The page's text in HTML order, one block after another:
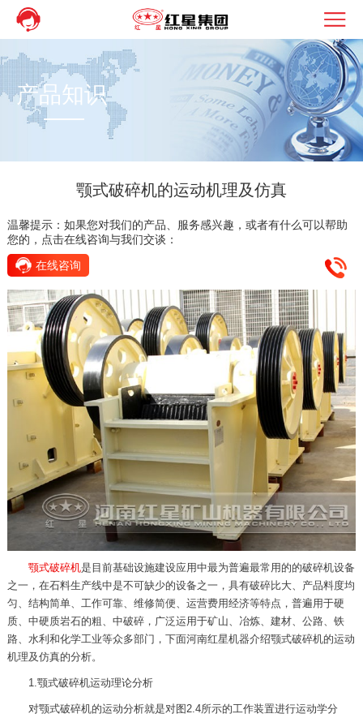
产品知识
颚式破碎机的运动机理及仿真
温馨提示：如果您对我们的产品、服务感兴趣，或者有什么可以帮助
您的，点击在线咨询与我们交谈：
在线咨询
颚式破碎机是目前基础设施建设应用中最为普遍最常用的的破碎机设备
之一，在石料生产线中是不可缺少的设备之一，具有破碎比大、产品料度均
匀、结构简单、工作可靠、维修简便、运营费用经济等特点，普遍用于硬
质、中硬质岩石的粗、中破碎，广泛运用于矿山、冶炼、建材、公路、铁
路、水利和化学工业等众多部门，下面河南红星机器介绍颚式破碎机的运动
机理及仿真的分析。
1.颚式破碎机运动理论分析
对颚式破碎机的运动分析就是对图2.4所示的工作装置进行运动学分